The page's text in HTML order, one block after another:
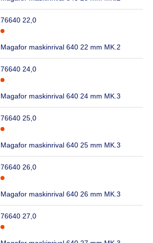
76640 22,0
Magafor maskinrival 640 22 mm MK.2
76640 24,0
Magafor maskinrival 640 24 mm MK.3
76640 25,0
Magafor maskinrival 640 25 mm MK.3
76640 26,0
Magafor maskinrival 640 26 mm MK.3
76640 27,0